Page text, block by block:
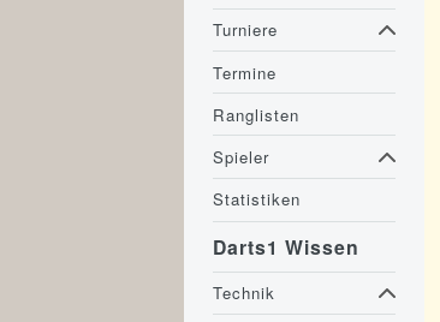
Turniere
Termine
Ranglisten
Spieler
Statistiken
Darts1 Wissen
Technik